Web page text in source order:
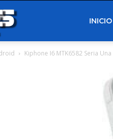
INICIO
Kiphone I6 MTK6582 Seria